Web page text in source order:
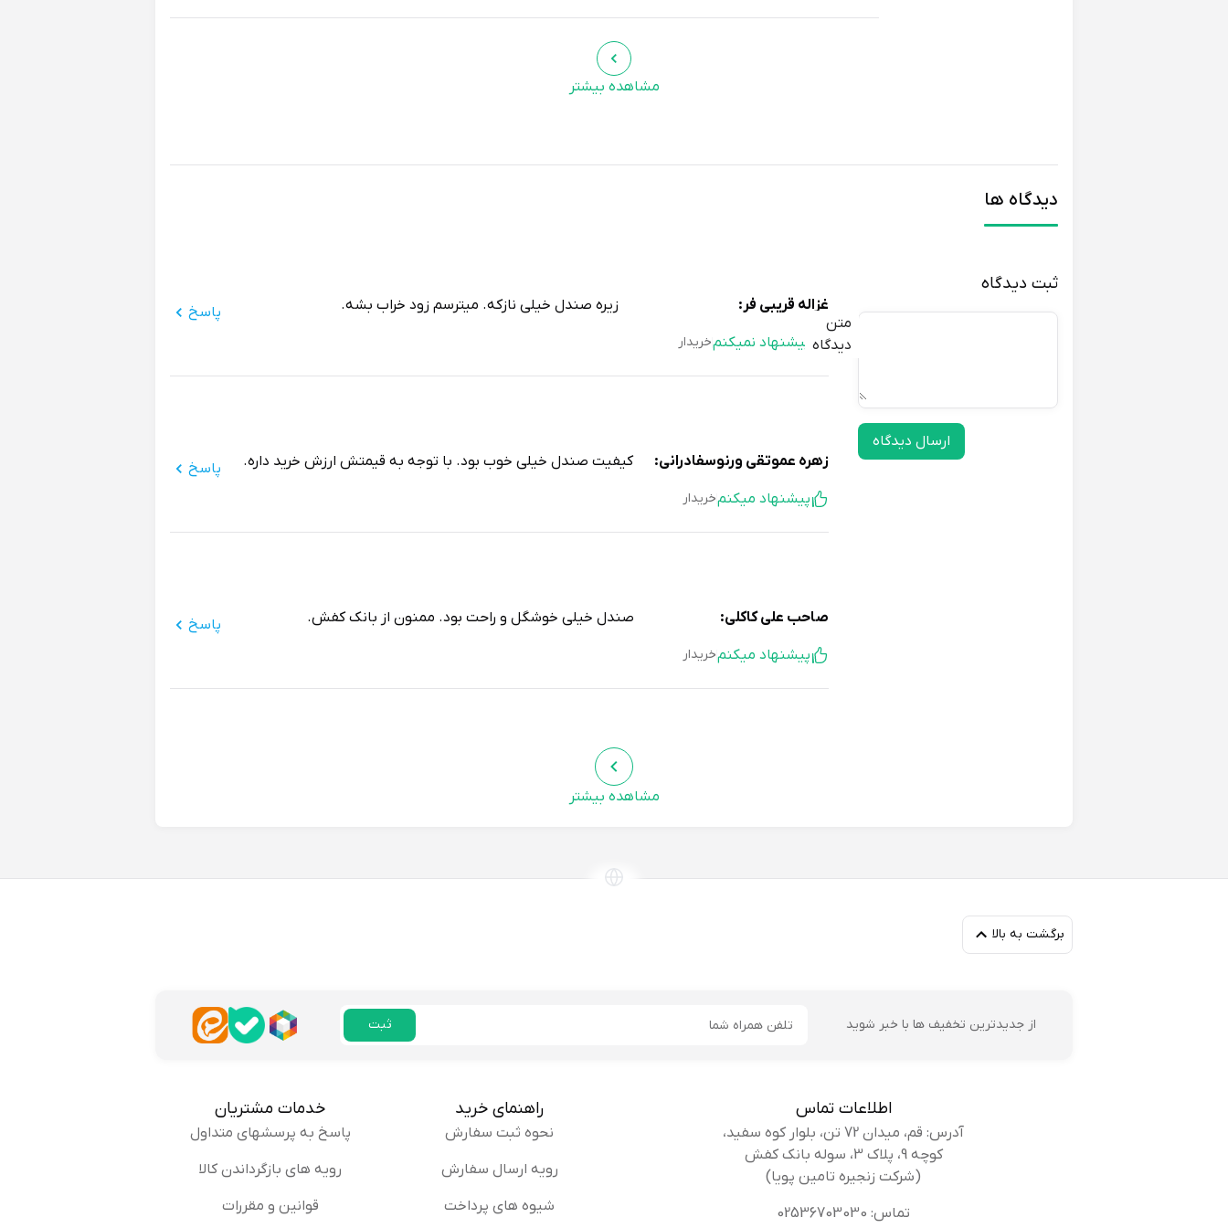
مشاهده بیشتر
دیدگاه ها
ثبت دیدگاه
متن
دیدگاه
ارسال دیدگاه
غزاله قریبی فر: زیره صندل خیلی نازکه. میترسم زود خراب بشه.
پاسخ
پیشنهاد نمیکنمخریدار
زهره عموتقی ورنوسفادرانی: کیفیت صندل خیلی خوب بود. با توجه به قیمتش ارزش خرید داره.
پاسخ
پیشنهاد میکنمخریدار
صاحب علی کاکلی: صندل خیلی خوشگل و راحت بود. ممنون از بانک کفش.
پاسخ
پیشنهاد میکنمخریدار
زیره صندل زود پاره شد. با توجه به قیمتش انتظار کیفیت بهتری داشتم.
پیشنهاد نمیکنم
مشاهده بیشتر
برگشت به بالا
از جدیدترین تخفیف ها با خبر شوید
ایمیل
ثبت
اطلاعات تماس
آدرس: قم، میدان 72 تن، بلوار کوه سفید،
کوچه 9، پلاک 3، سوله بانک کفش
(شرکت زنجیره تامین پویا)
تماس: 02536703030
راهنمای خرید
نحوه ثبت سفارش
رویه ارسال سفارش
شیوه های پرداخت
خدمات مشتریان
پاسخ به پرسشهای متداول
رویه های بازگرداندن کالا
قوانین و مقررات